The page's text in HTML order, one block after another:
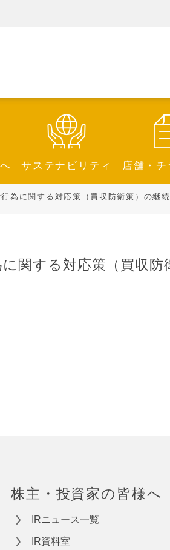
サステナビリティ 店舗・
為に関する対応策（買収防衛策）の継
関する対応策（買収
株主・投資家の皆様へ
IRニュース一覧
IR資料室